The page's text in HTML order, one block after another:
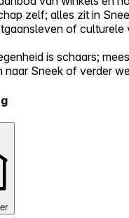
zelf; alles zit in
of culturele
is schaars;
naar Sneek of verder